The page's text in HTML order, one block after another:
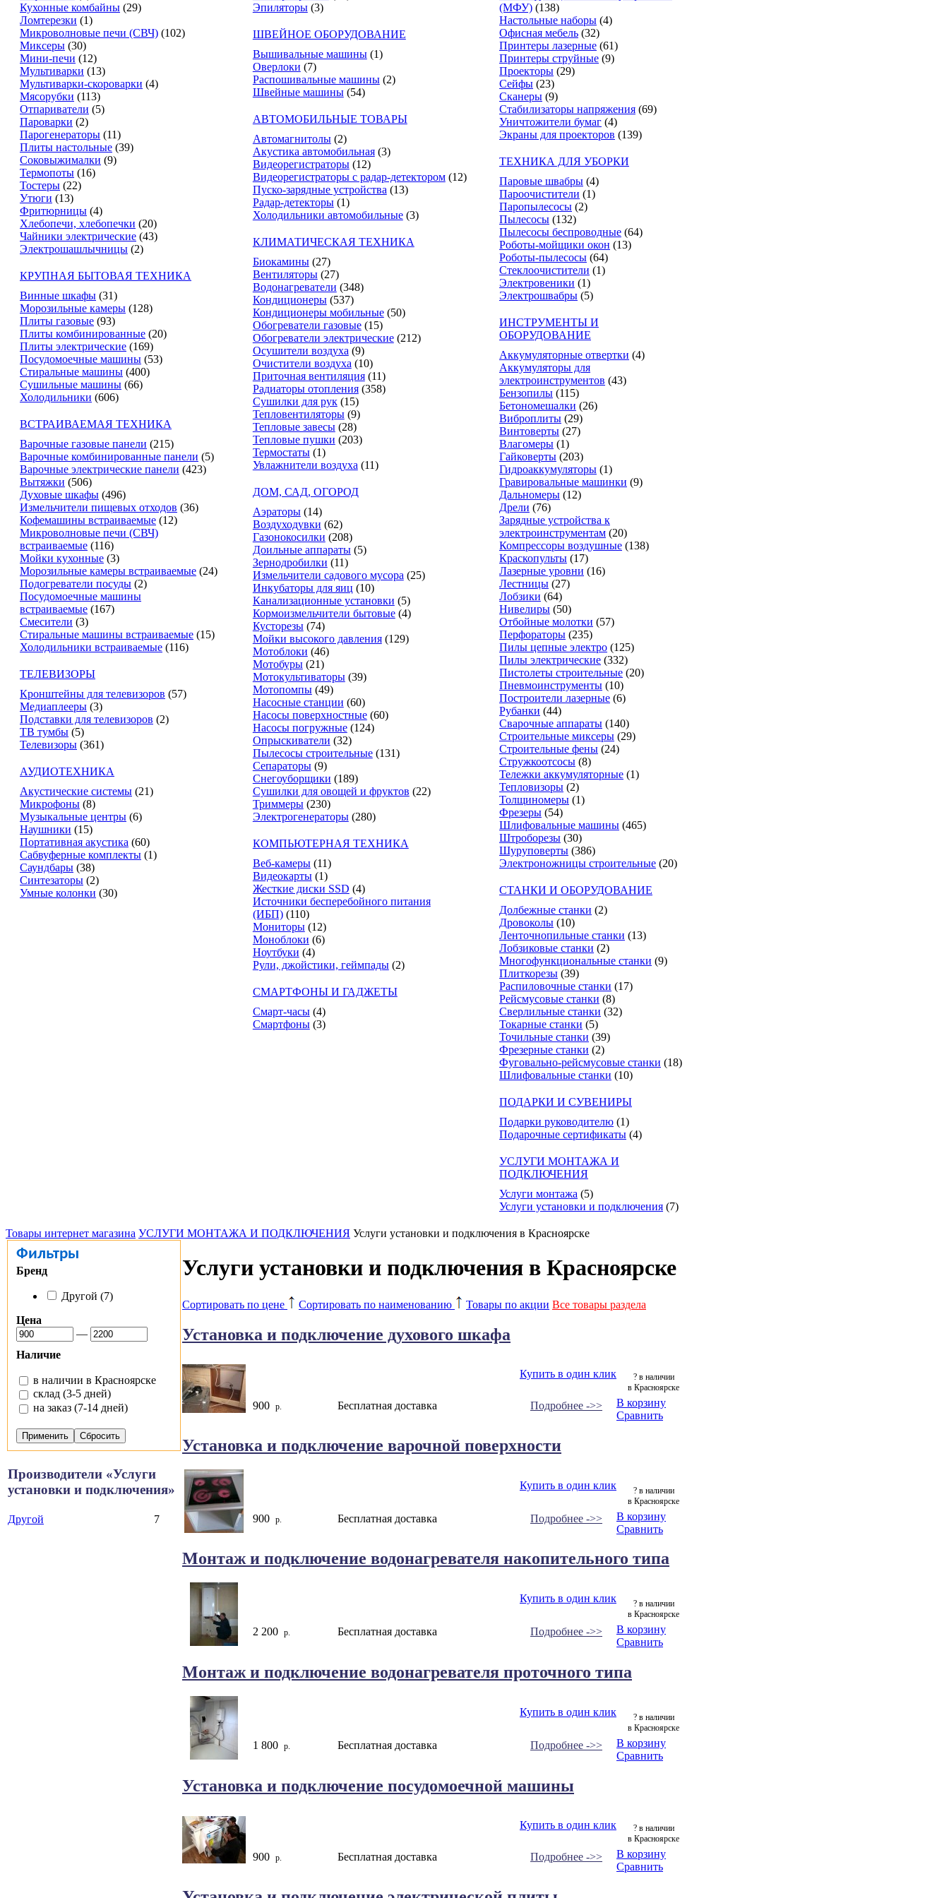
Кухонные комбайны (29)
Ломтерезки (1)
Микроволновые печи (СВЧ) (102)
Миксеры (30)
Мини-печи (12)
Мультиварки (13)
Мультиварки-скороварки (4)
Мясорубки (113)
Отпариватели (5)
Пароварки (2)
Парогенераторы (11)
Плиты настольные (39)
Соковыжималки (9)
Термопоты (16)
Тостеры (22)
Утюги (13)
Фритюрницы (4)
Хлебопечи, хлебопечки (20)
Чайники электрические (43)
Электрошашлычницы (2)
КРУПНАЯ БЫТОВАЯ ТЕХНИКА
Винные шкафы (31)
Морозильные камеры (128)
Плиты газовые (93)
Плиты комбинированные (20)
Плиты электрические (169)
Посудомоечные машины (53)
Стиральные машины (400)
Сушильные машины (66)
Холодильники (606)
ВСТРАИВАЕМАЯ ТЕХНИКА
Варочные газовые панели (215)
Варочные комбинированные панели (5)
Варочные электрические панели (423)
Вытяжки (506)
Духовые шкафы (496)
Измельчители пищевых отходов (36)
Кофемашины встраиваемые (12)
Микроволновые печи (СВЧ)
встраиваемые (116)
Мойки кухонные (3)
Морозильные камеры встраиваемые (24)
Подогреватели посуды (2)
Посудомоечные машины
встраиваемые (167)
Смесители (3)
Стиральные машины встраиваемые (15)
Холодильники встраиваемые (116)
ТЕЛЕВИЗОРЫ
Кронштейны для телевизоров (57)
Медиаплееры (3)
Подставки для телевизоров (2)
ТВ тумбы (5)
Телевизоры (361)
АУДИОТЕХНИКА
Акустические системы (21)
Микрофоны (8)
Музыкальные центры (6)
Наушники (15)
Портативная акустика (60)
Сабвуферные комплекты (1)
Саундбары (38)
Синтезаторы (2)
Умные колонки (30)
Эпиляторы (3)
ШВЕЙНОЕ ОБОРУДОВАНИЕ
Вышивальные машины (1)
Оверлоки (7)
Распошивальные машины (2)
Швейные машины (54)
АВТОМОБИЛЬНЫЕ ТОВАРЫ
Автомагнитолы (2)
Акустика автомобильная (3)
Видеорегистраторы (12)
Видеорегистраторы с радар-детектором (12)
Пуско-зарядные устройства (13)
Радар-детекторы (1)
Холодильники автомобильные (3)
КЛИМАТИЧЕСКАЯ ТЕХНИКА
Биокамины (27)
Вентиляторы (27)
Водонагреватели (348)
Кондиционеры (537)
Кондиционеры мобильные (50)
Обогреватели газовые (15)
Обогреватели электрические (212)
Осушители воздуха (9)
Очистители воздуха (10)
Приточная вентиляция (11)
Радиаторы отопления (358)
Сушилки для рук (15)
Тепловентиляторы (9)
Тепловые завесы (28)
Тепловые пушки (203)
Термостаты (1)
Увлажнители воздуха (11)
ДОМ, САД, ОГОРОД
Аэраторы (14)
Воздуходувки (62)
Газонокосилки (208)
Доильные аппараты (5)
Зернодробилки (11)
Измельчители садового мусора (25)
Инкубаторы для яиц (10)
Канализационные установки (5)
Кормоизмельчители бытовые (4)
Кусторезы (74)
Мойки высокого давления (129)
Мотоблоки (46)
Мотобуры (21)
Мотокультиваторы (39)
Мотопомпы (49)
Насосные станции (60)
Насосы поверхностные (60)
Насосы погружные (124)
Опрыскиватели (32)
Пылесосы строительные (131)
Сепараторы (9)
Снегоуборщики (189)
Сушилки для овощей и фруктов (22)
Триммеры (230)
Электрогенераторы (280)
КОМПЬЮТЕРНАЯ ТЕХНИКА
Веб-камеры (11)
Видеокарты (1)
Жесткие диски SSD (4)
Источники бесперебойного питания
(ИБП) (110)
Мониторы (12)
Моноблоки (6)
Ноутбуки (4)
Рули, джойстики, геймпады (2)
СМАРТФОНЫ И ГАДЖЕТЫ
Смарт-часы (4)
Смартфоны (3)
(МФУ) (138)
Настольные наборы (4)
Офисная мебель (32)
Принтеры лазерные (61)
Принтеры струйные (9)
Проекторы (29)
Сейфы (23)
Сканеры (9)
Стабилизаторы напряжения (69)
Уничтожители бумаг (4)
Экраны для проекторов (139)
ТЕХНИКА ДЛЯ УБОРКИ
Паровые швабры (4)
Пароочистители (1)
Паропылесосы (2)
Пылесосы (132)
Пылесосы беспроводные (64)
Роботы-мойщики окон (13)
Роботы-пылесосы (64)
Стеклоочистители (1)
Электровеники (1)
Электрошвабры (5)
ИНСТРУМЕНТЫ И
ОБОРУДОВАНИЕ
Аккумуляторные отвертки (4)
Аккумуляторы для
электроинструментов (43)
Бензопилы (115)
Бетономешалки (26)
Виброплиты (29)
Винтоверты (27)
Влагомеры (1)
Гайковерты (203)
Гидроаккумуляторы (1)
Гравировальные машинки (9)
Дальномеры (12)
Дрели (76)
Зарядные устройства к
электроинструментам (20)
Компрессоры воздушные (138)
Краскопульты (17)
Лазерные уровни (16)
Лестницы (27)
Лобзики (64)
Нивелиры (50)
Отбойные молотки (57)
Перфораторы (235)
Пилы цепные электро (125)
Пилы электрические (332)
Пистолеты строительные (20)
Пневмоинструменты (10)
Построители лазерные (6)
Рубанки (44)
Сварочные аппараты (140)
Строительные миксеры (29)
Строительные фены (24)
Стружкоотсосы (8)
Тележки аккумуляторные (1)
Тепловизоры (2)
Толщиномеры (1)
Фрезеры (54)
Шлифовальные машины (465)
Штроборезы (30)
Шуруповерты (386)
Электроножницы строительные (20)
СТАНКИ И ОБОРУДОВАНИЕ
Долбежные станки (2)
Дровоколы (10)
Ленточнопильные станки (13)
Лобзиковые станки (2)
Многофункциональные станки (9)
Плиткорезы (39)
Распиловочные станки (17)
Рейсмусовые станки (8)
Сверлильные станки (32)
Токарные станки (5)
Точильные станки (39)
Фрезерные станки (2)
Фуговально-рейсмусовые станки (18)
Шлифовальные станки (10)
ПОДАРКИ И СУВЕНИРЫ
Подарки руководителю (1)
Подарочные сертификаты (4)
УСЛУГИ МОНТАЖА И
ПОДКЛЮЧЕНИЯ
Услуги монтажа (5)
Услуги установки и подключения (7)
Товары интернет магазина УСЛУГИ МОНТАЖА И ПОДКЛЮЧЕНИЯ Услуги установки и подключения в Красноярске
Фильтры
Бренд
Другой (7)
Цена
—
Наличие
в наличии в Красноярске
склад (3-5 дней)
на заказ (7-14 дней)
Производители «Услуги
установки и подключения»
Другой 7
Услуги установки и подключения в Красноярске
Сортировать по цене Сортировать по наименованию Товары по акции Все товары раздела
Установка и подключение духового шкафа
Купить в один клик ? в наличии
в Красноярске
В корзину
Сравнить
900 р. Бесплатная доставка Подробнее ->>
Установка и подключение варочной поверхности
Купить в один клик ? в наличии
в Красноярске
В корзину
Сравнить
900 р. Бесплатная доставка Подробнее ->>
Монтаж и подключение водонагревателя накопительного типа
Купить в один клик ? в наличии
в Красноярске
В корзину
Сравнить
2 200 р. Бесплатная доставка Подробнее ->>
Монтаж и подключение водонагревателя проточного типа
Купить в один клик ? в наличии
в Красноярске
В корзину
Сравнить
1 800 р. Бесплатная доставка Подробнее ->>
Установка и подключение посудомоечной машины
Купить в один клик ? в наличии
в Красноярске
В корзину
Сравнить
900 р. Бесплатная доставка Подробнее ->>